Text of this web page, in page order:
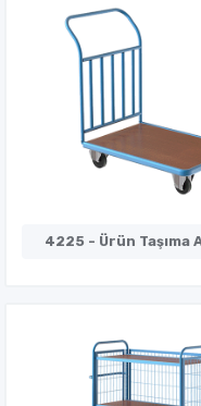
4225 - Ürün Taşıma